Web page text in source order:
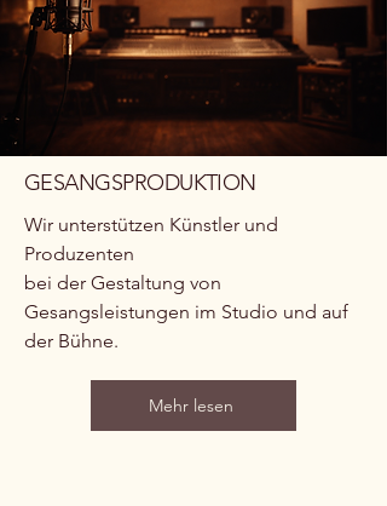
GESANGSPRODUKTION
Wir unterstützen Künstler und
Produzenten
bei der Gestaltung von
Gesangsleistungen im Studio und auf
der Bühne.
Mehr lesen